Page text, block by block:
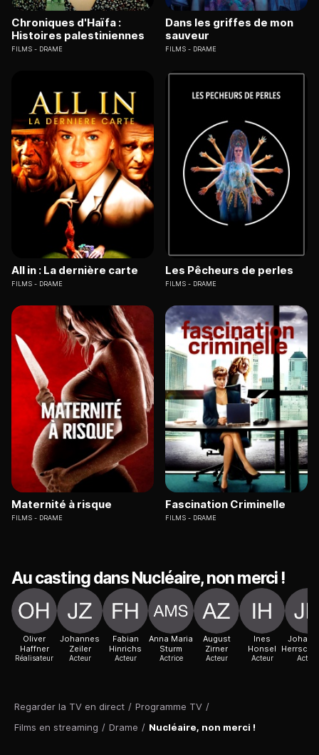
Regarder la TV en direct / Programme TV /
Films en streaming / Drame / Nucléaire, non merci !
Chroniques d'Haïfa :
Histoires palestiniennes
FILMS DRAME
Dans les griffes de mon
sauveur
FILMS DRAME
All in : La dernière carte
FILMS DRAME
Les Pêcheurs de perles
FILMS DRAME
Maternité à risque
FILMS DRAME
Fascination Criminelle
FILMS DRAME
Au casting dans Nucléaire, non merci !
Oliver
Haffner
Réalisateur
Johannes
Zeiler
Acteur
Fabian
Hinrichs
Acteur
Anna Maria
Sturm
Actrice
August
Zirner
Acteur
Ines
Honsel
Acteur Acteur